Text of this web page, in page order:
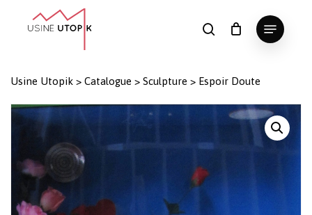
search
Menu
Panier Fermer
le
Usine Utopik > Catalogue > Sculpture > Espoir Doute
Close